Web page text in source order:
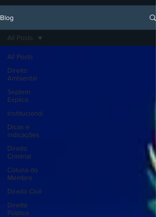
Blog
All Posts
Direito
Ambiental
Septem
Explica
Institucional
Dicas e
indicações
Direito
Criminal
Coluna do
Membro
Direito Civil
Direito
Público
All Posts